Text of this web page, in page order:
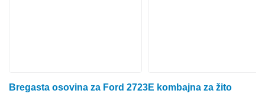
Bregasta osovina za Ford 2723E kombajna za žito